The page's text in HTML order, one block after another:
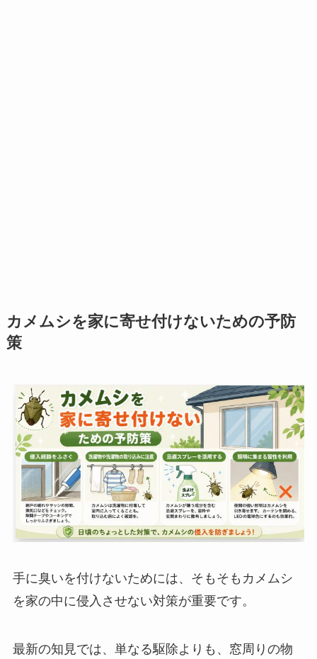
カメムシを家に寄せ付けないための予防
策
手に臭いを付けないためには、そもそもカメムシ
を家の中に侵入させない対策が重要です。
最新の知見では、単なる駆除よりも、窓周りの物